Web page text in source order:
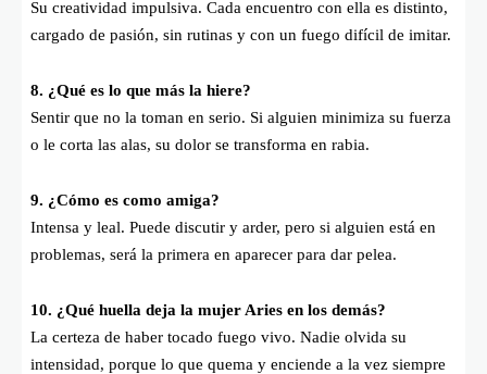
Su creatividad impulsiva. Cada encuentro con ella es distinto,
cargado de pasión, sin rutinas y con un fuego difícil de imitar.
8. ¿Qué es lo que más la hiere?
Sentir que no la toman en serio. Si alguien minimiza su fuerza
o le corta las alas, su dolor se transforma en rabia.
9. ¿Cómo es como amiga?
Intensa y leal. Puede discutir y arder, pero si alguien está en
problemas, será la primera en aparecer para dar pelea.
10. ¿Qué huella deja la mujer Aries en los demás?
La certeza de haber tocado fuego vivo. Nadie olvida su
intensidad, porque lo que quema y enciende a la vez siempre